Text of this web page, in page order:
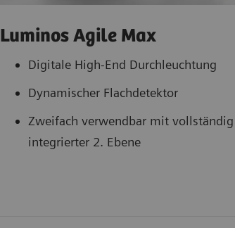
Luminos Agile Max
Digitale High-End Durchleuchtung
Dynamischer Flachdetektor
Zweifach verwendbar mit vollständig
integrierter 2. Ebene